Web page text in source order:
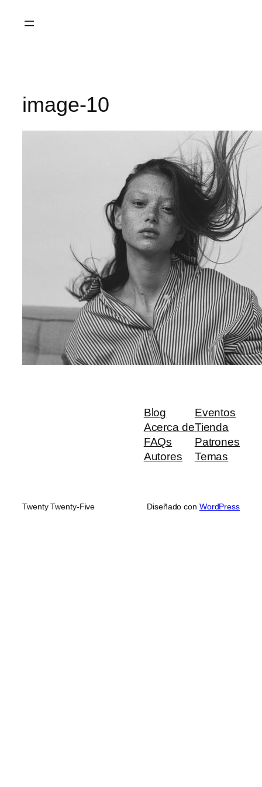
image-10
Blog
Acerca de
FAQs
Autores
Eventos
Tienda
Patrones
Temas
Twenty Twenty-Five Diseñado con WordPress